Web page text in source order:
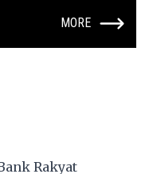
MORE
Rakyat